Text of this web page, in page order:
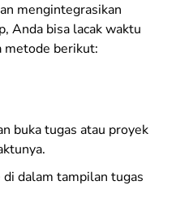
mengintegrasikan
Anda bisa lacak waktu
metode berikut:
buka tugas atau proyek
dalam tampilan tugas